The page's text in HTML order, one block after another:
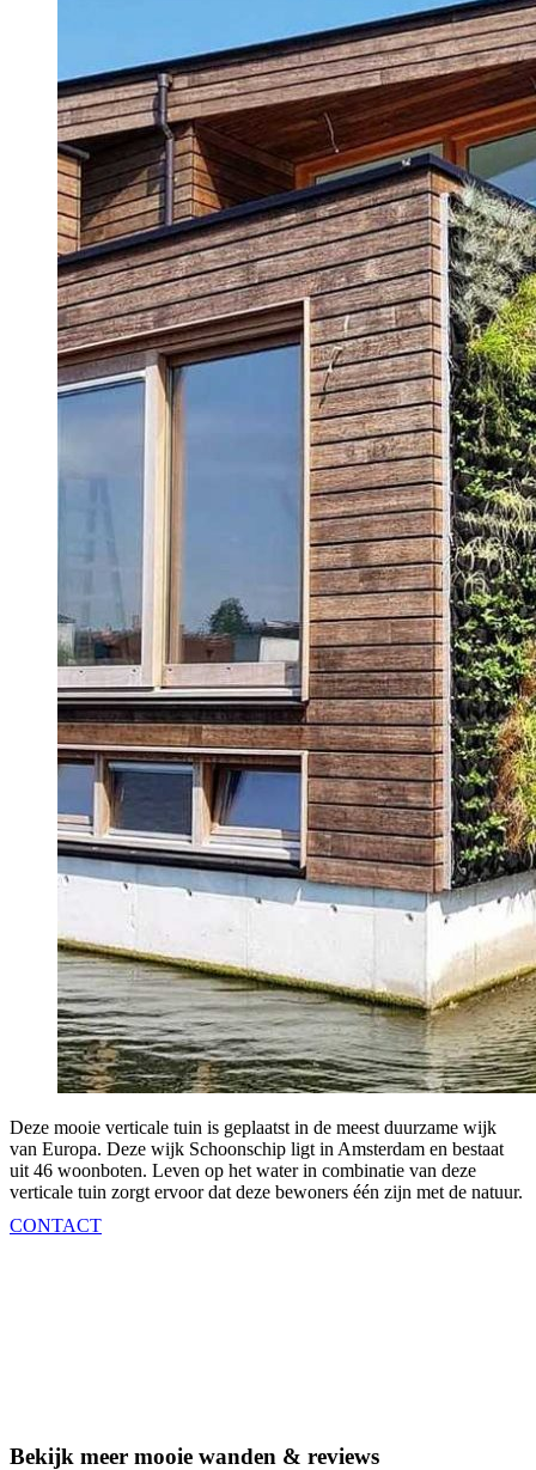
Deze mooie verticale tuin is geplaatst in de meest duurzame wijk
van Europa. Deze wijk Schoonschip ligt in Amsterdam en bestaat
uit 46 woonboten. Leven op het water in combinatie van deze
verticale tuin zorgt ervoor dat deze bewoners één zijn met de natuur.
CONTACT
Bekijk meer mooie wanden & reviews